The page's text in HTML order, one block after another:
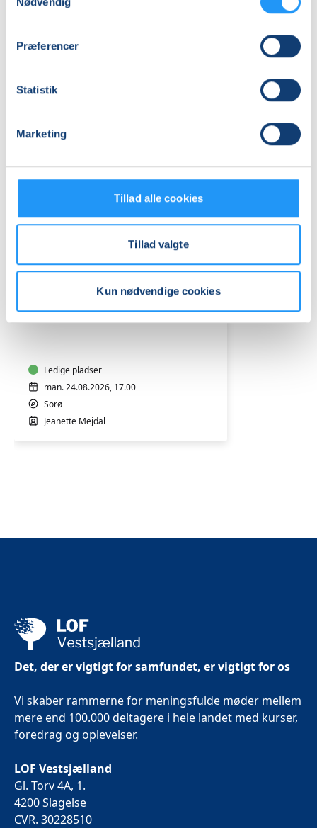
Præferencer
Statistik
Marketing
Tillad alle cookies
Tillad valgte
Kun nødvendige cookies
Yoga
for
Jeanette
Mejdal
Ledige pladser
man. 24.08.2026, 17.00
Sorø
Jeanette Mejdal
Det, der er vigtigt for samfundet, er vigtigt for os
Vi skaber rammerne for meningsfulde møder mellem
mere end 100.000 deltagere i hele landet med kurser,
foredrag og oplevelser.
LOF Vestsjælland
Gl. Torv 4A, 1.
4200 Slagelse
CVR. 30228510